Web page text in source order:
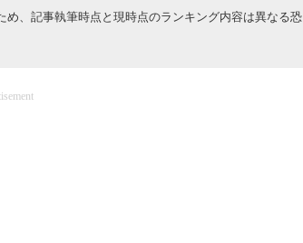
め、記事執筆時点と現時点のランキング内容は異なる恐